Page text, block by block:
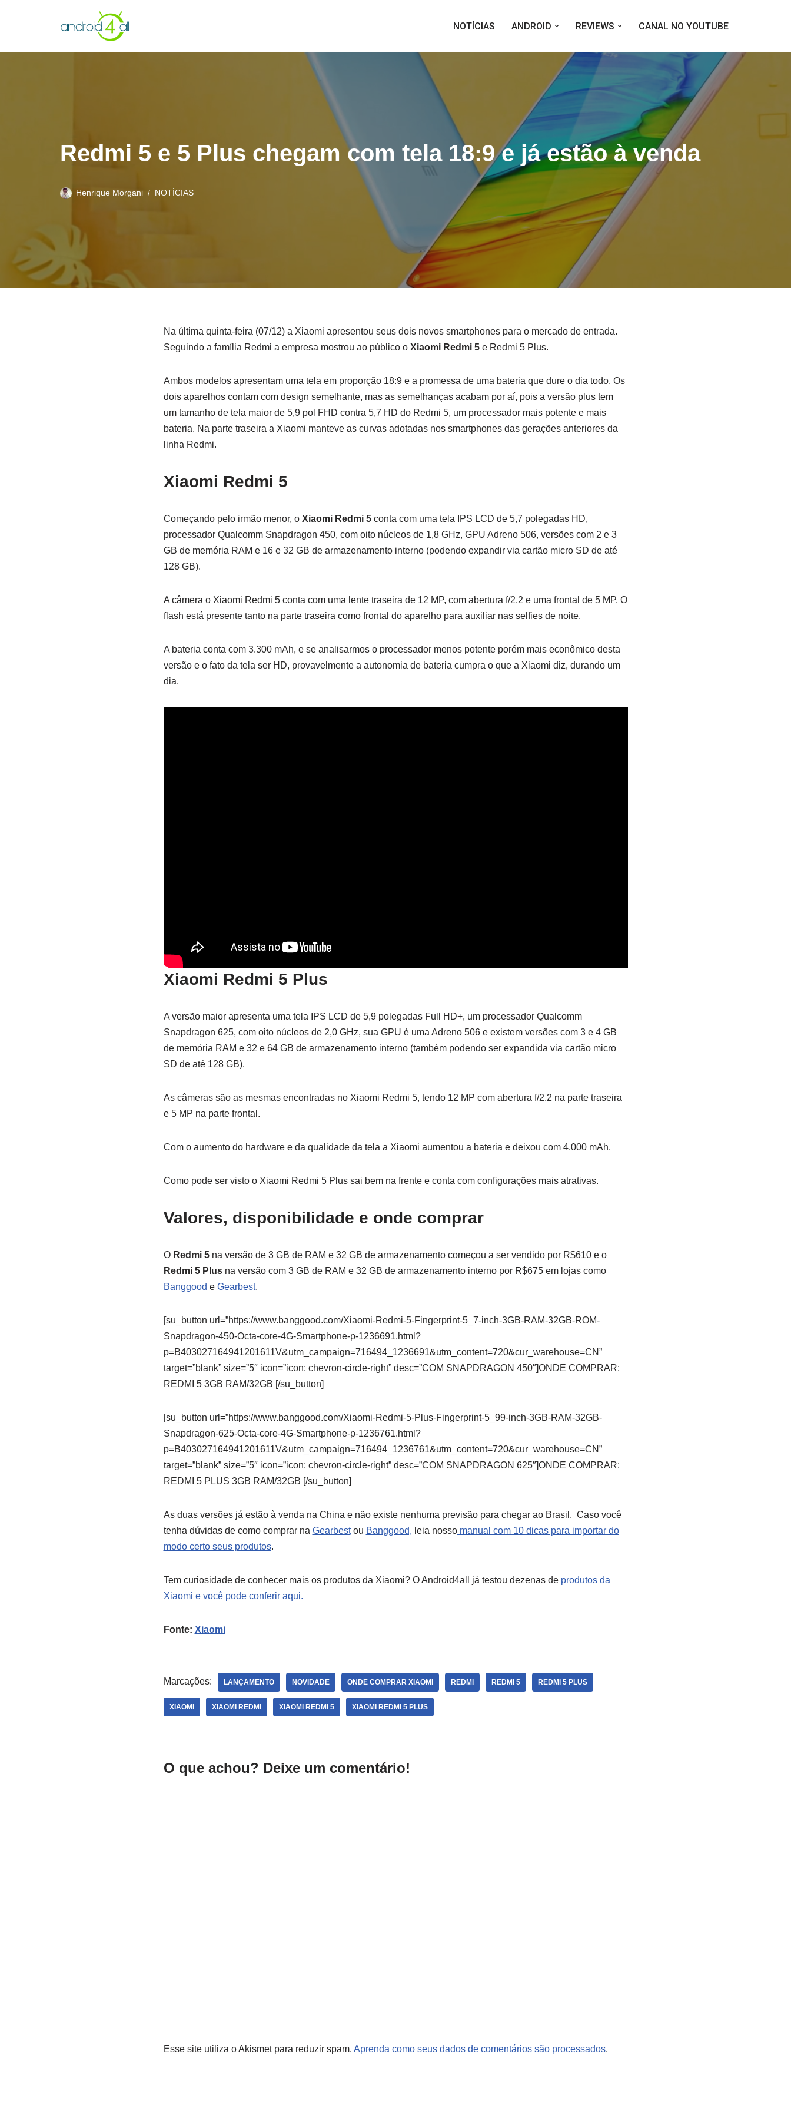
NOTÍCIAS ANDROID REVIEWS CANAL NO YOUTUBE
Redmi 5 e 5 Plus chegam com tela 18:9 e já estão à venda
Henrique Morgani NOTÍCIAS
Na última quinta-feira (07/12) a Xiaomi apresentou seus dois novos smartphones para o mercado de entrada.
Seguindo a família Redmi a empresa mostrou ao público o Xiaomi Redmi 5e Redmi 5 Plus.
Ambos modelos apresentam uma tela em proporção 18:9 e a promessa de uma bateria que dure o dia todo. Os
dois aparelhos contam com design semelhante, mas as semelhanças acabam por aí, pois a versão plus tem
um tamanho de tela maior de 5,9 pol FHD contra 5,7 HD do Redmi 5, um processador mais potente e mais
bateria. Na parte traseira a Xiaomi manteve as curvas adotadas nos smartphones das gerações anteriores da
linha Redmi.
Xiaomi Redmi 5
Começando pelo irmão menor, o Xiaomi Redmi 5conta com uma tela IPS LCD de 5,7 polegadas HD,
processador Qualcomm Snapdragon 450, com oito núcleos de 1,8 GHz, GPU Adreno 506, versões com 2 e 3
GB de memória RAM e 16 e 32 GB de armazenamento interno (podendo expandir via cartão micro SD de até
128 GB).
A câmera o Xiaomi Redmi 5 conta com uma lente traseira de 12 MP, com abertura f/2.2 e uma frontal de 5 MP. O
flash está presente tanto na parte traseira como frontal do aparelho para auxiliar nas selfies de noite.
A bateria conta com 3.300 mAh, e se analisarmos o processador menos potente porém mais econômico desta
versão e o fato da tela ser HD, provavelmente a autonomia de bateria cumpra o que a Xiaomi diz, durando um
dia.
Xiaomi Redmi 5 Plus
A versão maior apresenta uma tela IPS LCD de 5,9 polegadas Full HD+, um processador Qualcomm
Snapdragon 625, com oito núcleos de 2,0 GHz, sua GPU é uma Adreno 506 e existem versões com 3 e 4 GB
de memória RAM e 32 e 64 GB de armazenamento interno (também podendo ser expandida via cartão micro
SD de até 128 GB).
As câmeras são as mesmas encontradas no Xiaomi Redmi 5, tendo 12 MP com abertura f/2.2 na parte traseira
e 5 MP na parte frontal.
Com o aumento do hardware e da qualidade da tela a Xiaomi aumentou a bateria e deixou com 4.000 mAh.
Como pode ser visto o Xiaomi Redmi 5 Plus sai bem na frente e conta com configurações mais atrativas.
Valores, disponibilidade e onde comprar
O Redmi 5na versão de 3 GB de RAM e 32 GB de armazenamento começou a ser vendido por R$610 e o
Redmi 5 Plusna versão com 3 GB de RAM e 32 GB de armazenamento interno por R$675 em lojas como
Banggood e Gearbest.
[su_button url=”https://www.banggood.com/Xiaomi-Redmi-5-Fingerprint-5_7-inch-3GB-RAM-32GB-ROM-
Snapdragon-450-Octa-core-4G-Smartphone-p-1236691.html?
p=B403027164941201611V&utm_campaign=716494_1236691&utm_content=720&cur_warehouse=CN”
target=”blank” size=”5″ icon=”icon: chevron-circle-right” desc=”COM SNAPDRAGON 450″]ONDE COMPRAR:
REDMI 5 3GB RAM/32GB [/su_button]
[su_button url=”https://www.banggood.com/Xiaomi-Redmi-5-Plus-Fingerprint-5_99-inch-3GB-RAM-32GB-
Snapdragon-625-Octa-core-4G-Smartphone-p-1236761.html?
p=B403027164941201611V&utm_campaign=716494_1236761&utm_content=720&cur_warehouse=CN”
target=”blank” size=”5″ icon=”icon: chevron-circle-right” desc=”COM SNAPDRAGON 625″]ONDE COMPRAR:
REDMI 5 PLUS 3GB RAM/32GB [/su_button]
As duas versões já estão à venda na China e não existe nenhuma previsão para chegar ao Brasil. Caso você
tenha dúvidas de como comprar na Gearbestou Banggood, leia nossomanual com 10 dicas para importar do
modo certo seus produtos.
Tem curiosidade de conhecer mais os produtos da Xiaomi? O Android4all já testou dezenas de produtos da
Xiaomi e você pode conferir aqui.
Fonte: Xiaomi
Marcações: LANÇAMENTO NOVIDADE ONDE COMPRAR XIAOMI REDMI REDMI 5 REDMI 5 PLUS
XIAOMI XIAOMI REDMI XIAOMI REDMI 5 XIAOMI REDMI 5 PLUS
O que achou? Deixe um comentário!
Esse site utiliza o Akismet para reduzir spam. Aprenda como seus dados de comentários são processados.